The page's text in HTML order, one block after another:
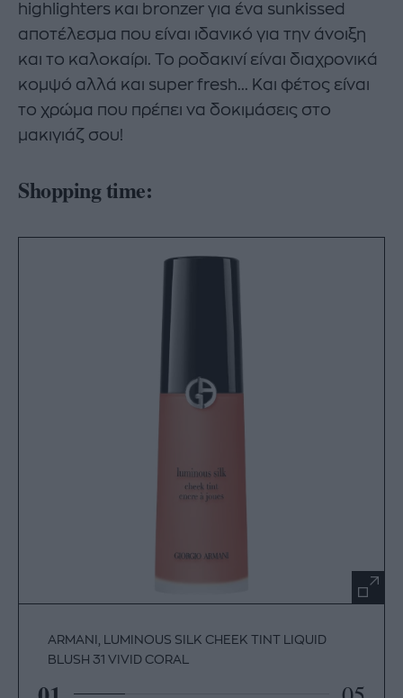
highlighters και bronzer για ένα sunkissed
αποτέλεσμα που είναι ιδανικό για την άνοιξη
και το καλοκαίρι. Το ροδακινί είναι διαχρονικά
κομψό αλλά και super fresh... Και φέτος είναι
το χρώμα που πρέπει να δοκιμάσεις στο
μακιγιάζ σου!
Shopping time:
ARMANI, LUMINOUS SILK CHEEK TINT LIQUID
BLUSH 31 VIVID CORAL